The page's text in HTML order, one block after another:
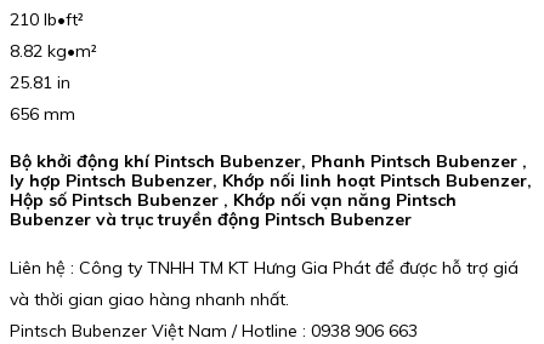
210 lb•ft²
8.82 kg•m²
25.81 in
656 mm
Bộ khởi động khí Pintsch Bubenzer, Phanh Pintsch Bubenzer ,
ly hợp Pintsch Bubenzer, Khớp nối linh hoạt Pintsch Bubenzer,
Hộp số Pintsch Bubenzer , Khớp nối vạn năng Pintsch
Bubenzer và trục truyền động Pintsch Bubenzer
Liên hệ : Công ty TNHH TM KT Hưng Gia Phát để được hỗ trợ giá
và thời gian giao hàng nhanh nhất.
Pintsch Bubenzer Việt Nam / Hotline : 0938 906 663